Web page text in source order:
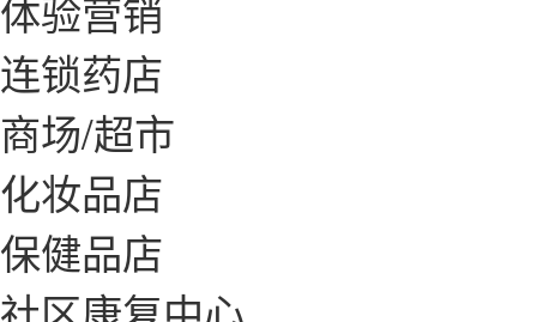
体验营销
连锁药店
商场/超市
化妆品店
保健品店